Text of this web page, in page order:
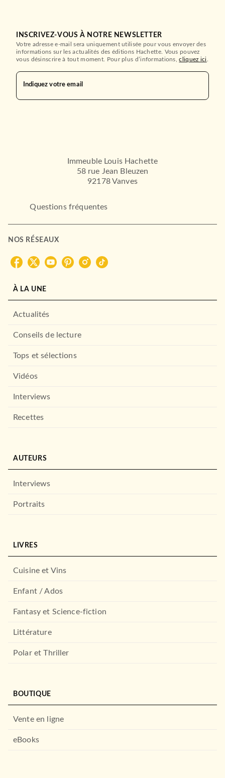
INSCRIVEZ-VOUS À NOTRE NEWSLETTER
Votre adresse e-mail sera uniquement utilisée pour vous envoyer des
informations sur les actualités des éditions Hachette. Vous pouvez
vous désinscrire à tout moment. Pour plus d’informations,cliquez ici
Indiquez votre email
Immeuble Louis Hachette
58 rue Jean Bleuzen
92178 Vanves
Questions fréquentes
NOS RÉSEAUX
À LA UNE
Actualités
Conseils de lecture
Tops et sélections
Vidéos
Interviews
Recettes
AUTEURS
Interviews
Portraits
LIVRES
Cuisine et Vins
Enfant / Ados
Fantasy et Science-fiction
Littérature
Polar et Thriller
BOUTIQUE
Vente en ligne
eBooks